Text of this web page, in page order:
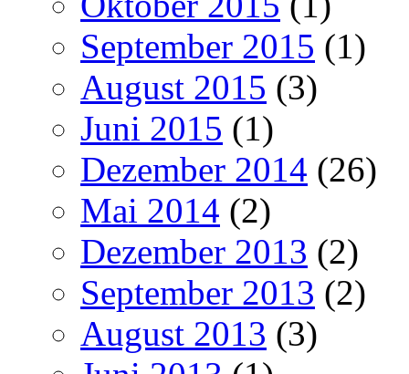
September 2015 (1)
August 2015 (3)
Juni 2015 (1)
Dezember 2014 (26)
Mai 2014 (2)
Dezember 2013 (2)
September 2013 (2)
August 2013 (3)